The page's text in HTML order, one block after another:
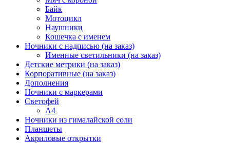
Байк
Мотоцикл
Наушники
Кошечка с именем
Ночники с надписью (на заказ)
Именные светильники (на заказ)
Детские метрики (на заказ)
Корпоративные (на заказ)
Дополнения
Ночники с маркерами
Светофей
А4
Ночники из гималайской соли
Планшеты
Акриловые открытки